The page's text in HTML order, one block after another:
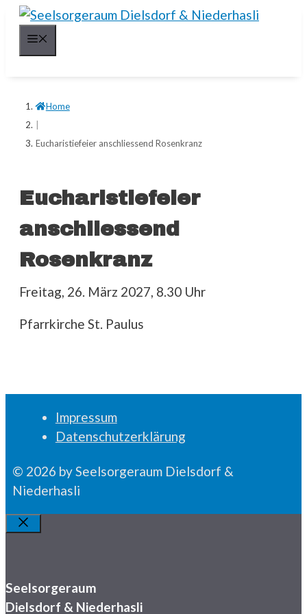
Springe
Inhalt
Home
Eucharistiefeier anschliessend Rosenkranz
Eucharistiefeier
anschliessend
Rosenkranz
Freitag, 26. März 2027, 8.30 Uhr
Pfarrkirche St. Paulus
Impressum
Datenschutzerklärung
© 2026 by Seelsorgeraum Dielsdorf &
Niederhasli
Schliessen
Seelsorgeraum
Dielsdorf & Niederhasli